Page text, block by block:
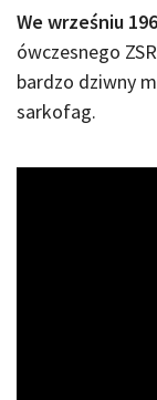
We wrześniu
ówczesnego
bardzo dziwny
sarkofag.